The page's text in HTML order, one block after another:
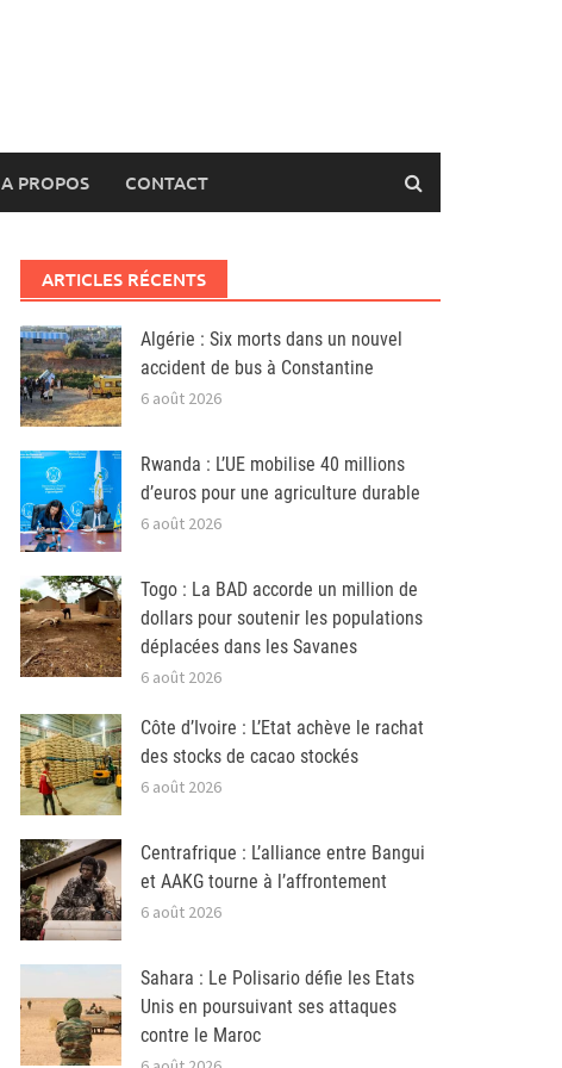
A PROPOS CONTACT
ARTICLES RÉCENTS
Algérie : Six morts dans un nouvel
accident de bus à Constantine
6 août 2026
Rwanda : L’UE mobilise 40 millions
d’euros pour une agriculture durable
6 août 2026
Togo : La BAD accorde un million de
dollars pour soutenir les populations
déplacées dans les Savanes
6 août 2026
Côte d’Ivoire : L’Etat achève le rachat
des stocks de cacao stockés
6 août 2026
Centrafrique : L’alliance entre Bangui
et AAKG tourne à l’affrontement
6 août 2026
Sahara : Le Polisario défie les Etats
Unis en poursuivant ses attaques
contre le Maroc